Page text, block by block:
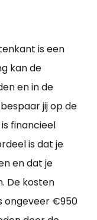
is een
kan de
en in de
jij op de
financieel
is dat je
en dat je
De kosten
ongeveer €950